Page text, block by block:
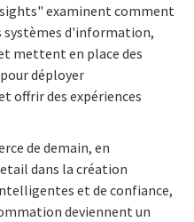
examinent comment
systèmes d'information,
mettent en place des
déployer
des expériences
de demain, en
dans la création
et de confiance,
deviennent un